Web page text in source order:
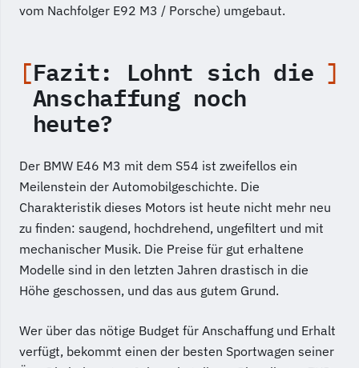
vom Nachfolger E92 M3 / Porsche) umgebaut.
Fazit: Lohnt sich die
Anschaffung noch
heute?
Der BMW E46 M3 mit dem S54 ist zweifellos ein
Meilenstein der Automobilgeschichte. Die
Charakteristik dieses Motors ist heute nicht mehr neu
zu finden: saugend, hochdrehend, ungefiltert und mit
mechanischer Musik. Die Preise für gut erhaltene
Modelle sind in den letzten Jahren drastisch in die
Höhe geschossen, und das aus gutem Grund.
Wer über das nötige Budget für Anschaffung und Erhalt
verfügt, bekommt einen der besten Sportwagen seiner